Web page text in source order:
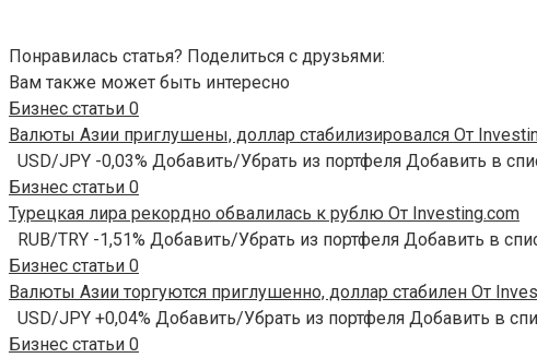
Понравилась статья? Поделиться с друзьями:
Вам также может быть интересно
Бизнес статьи 0
Валюты Азии приглушены, доллар стабилизировался От
USD/JPY -0,03% Добавить/Убрать из портфеля Добавить в
Бизнес статьи 0
Турецкая лира рекордно обвалилась к рублю От Investing.com
RUB/TRY -1,51% Добавить/Убрать из портфеля Добавить в
Бизнес статьи 0
Валюты Азии торгуются приглушенно, доллар стабилен От
USD/JPY +0,04% Добавить/Убрать из портфеля Добавить в
Бизнес статьи 0